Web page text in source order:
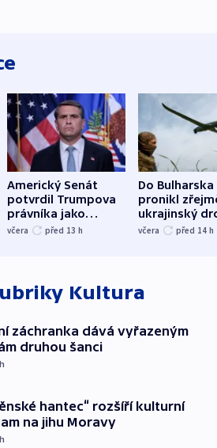
Americký Senát
potvrdil Trumpova
právníka jako
ministra
včera před 13 h
Do Bulharska
pronikl
ukrajinský
explodoval
včera před 14 h
Kultura
záchranka dává vyřazeným
druhou šanci
h
hantec“ rozšíří kulturní
na jihu Moravy
h